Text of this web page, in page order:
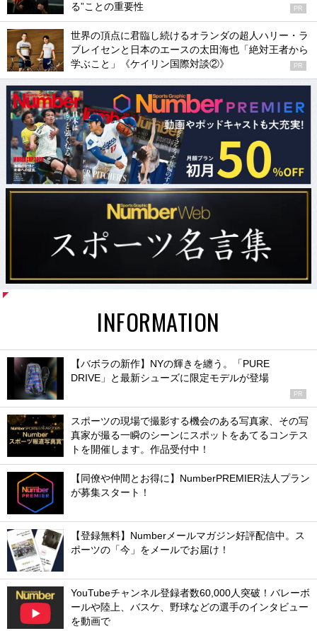
る”ことの重要性
PR
世界の頂点に君臨し続けるオランダの超人ハリー・ラ
ブレイセンと日本のエースの太田海也「絶対王者から
学ぶこと」《ケイリン国際対談②》
PR
INFORMATION
【バボラの新作】NYの輝きを纏う。「PURE
DRIVE」と最新シューズに限定モデルが登場
PR
スポーツの現場で撮影する機会のある写真家、その写
真家が撮る一瞬のシーンにスポットをあてるコンテス
トを開催します。作品受付中！
【同僚や仲間とお得に】NumberPREMIER法人プラン
が募集スタート！
【登録無料】Numberメールマガジン好評配信中。ス
ポーツの「今」をメールでお届け！
YouTubeチャンネル登録者数60,000人突破！バレーボ
ールや陸上、バスケ、野球などの選手のインタビュー
を動画で